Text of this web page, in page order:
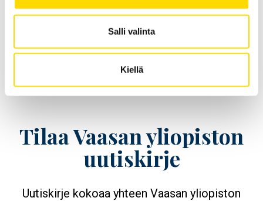
Salli valinta
Kiellä
järjestelmätason ratkaisujen
Tilaa Vaasan yliopiston
uutiskirje
Uutiskirje kokoaa yhteen Vaasan yliopiston